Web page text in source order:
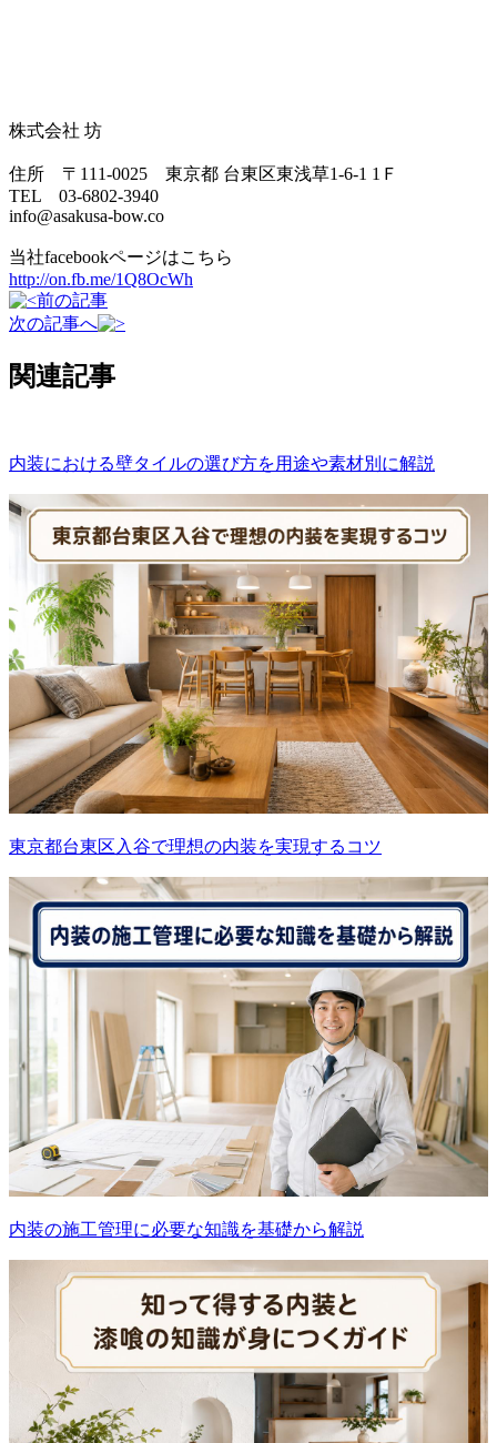
株式会社 坊
住所 〒111-0025 東京都 台東区東浅草1-6-1 1Ｆ
TEL 03-6802-3940
info@asakusa-bow.co
当社facebookページはこちら
http://on.fb.me/1Q8OcWh
前の記事
次の記事へ
関連記事
内装における壁タイルの選び方を用途や素材別に解説
東京都台東区入谷で理想の内装を実現するコツ
内装の施工管理に必要な知識を基礎から解説